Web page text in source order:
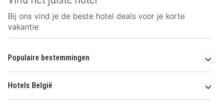
Bij ons vind je de beste hotel deals voor je korte
vakantie
Populaire bestemmingen
Hotels België